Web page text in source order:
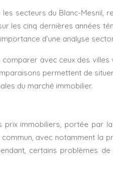
secteurs du Blanc-
les cinq dernières années
d’une analyse
avec ceux des
permettent de
du marché immobilier.
prix immobiliers, portée
avec notamment
certains problèmes